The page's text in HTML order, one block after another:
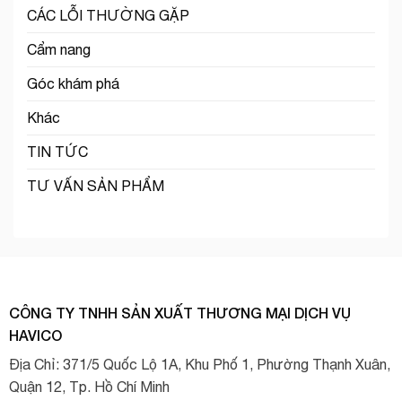
CÁC LỖI THƯỜNG GẶP
Cẩm nang
Góc khám phá
Khác
TIN TỨC
TƯ VẤN SẢN PHẨM
CÔNG TY TNHH SẢN XUẤT THƯƠNG MẠI DỊCH VỤ
HAVICO
Địa Chỉ: 371/5 Quốc Lộ 1A, Khu Phố 1, Phường Thạnh Xuân,
Quận 12, Tp. Hồ Chí Minh